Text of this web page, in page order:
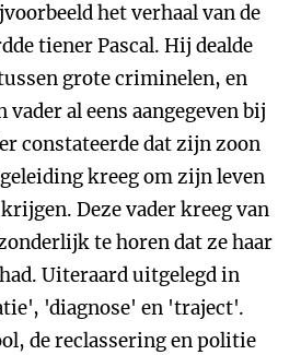
het verhaal van de
tiener Pascal. Hij dealde
grote criminelen, en
al eens aangegeven bij
constateerde dat zijn zoon
kreeg om zijn leven
Deze vader kreeg van
te horen dat ze haar
Uiteraard uitgelegd in
'diagnose' en 'traject'.
de reclassering en politie